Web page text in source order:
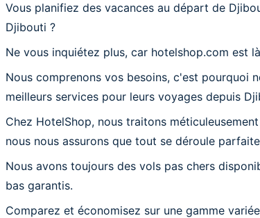
Vous planifiez des vacances au départ de
Djibouti ?
Ne vous inquiétez plus, car hotelshop.com est
Nous comprenons vos besoins, c'est pourquoi
meilleurs services pour leurs voyages depuis
Chez HotelShop, nous traitons
nous nous assurons que tout se déroule
Nous avons toujours des vols pas chers
bas garantis.
Comparez et économisez sur une gamme